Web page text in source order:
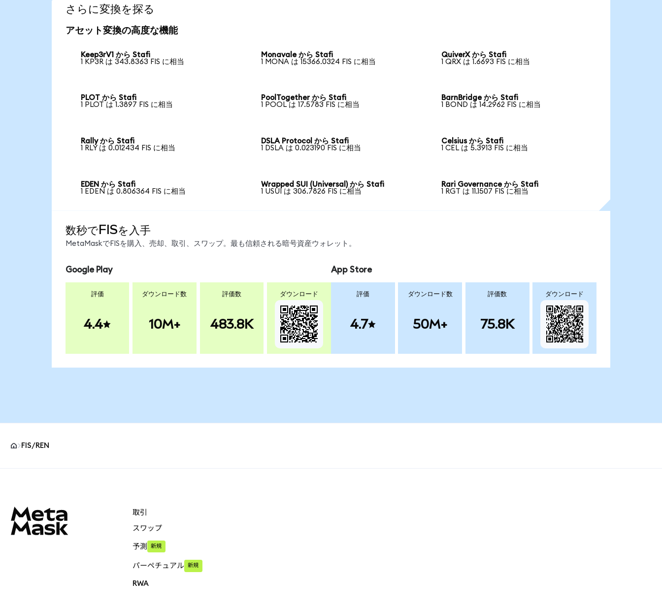
さらに変換を探る
アセット変換の高度な機能
Keep3rV1 から Stafi
1 KP3R は 343.8363 FIS に相当
Monavale から Stafi
1 MONA は 15366.0324 FIS に相当
QuiverX から Stafi
1 QRX は 1.6693 FIS に相当
PLOT から Stafi
1 PLOT は 1.3897 FIS に相当
PoolTogether から Stafi
1 POOL は 17.5783 FIS に相当
BarnBridge から Stafi
1 BOND は 14.2962 FIS に相当
Rally から Stafi
1 RLY は 0.012434 FIS に相当
DSLA Protocol から Stafi
1 DSLA は 0.023190 FIS に相当
Celsius から Stafi
1 CEL は 5.3913 FIS に相当
EDEN から Stafi
1 EDEN は 0.806364 FIS に相当
Wrapped SUI (Universal) から Stafi
1 USUI は 306.7826 FIS に相当
Rari Governance から Stafi
1 RGT は 11.1507 FIS に相当
数秒でFISを入手
MetaMaskでFISを購入、売却、取引、スワップ。最も信頼される暗号資産ウォレット。
Google Play
評価
4.4
ダウンロード数
10M+
評価数
483.8K
ダウンロード
App Store
評価
4.7
ダウンロード数
50M+
評価数
75.8K
ダウンロード
FIS/REN
取引
スワップ
予測 新規
パーペチュアル 新規
RWA